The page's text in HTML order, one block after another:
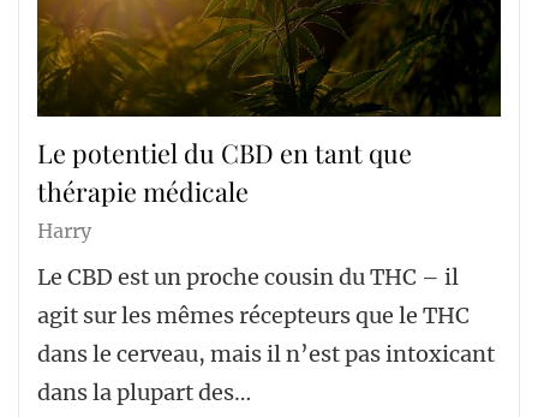
Le potentiel du CBD en tant que
thérapie médicale
Harry
Le CBD est un proche cousin du THC – il
agit sur les mêmes récepteurs que le THC
dans le cerveau, mais il n’est pas intoxicant
dans la plupart des…